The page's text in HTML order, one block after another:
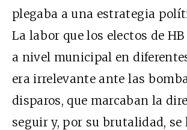
plegaba a una estrategia
La labor que los electos de
a nivel municipal en
era irrelevante ante las
disparos, que marcaban la
seguir y, por su brutalidad, se